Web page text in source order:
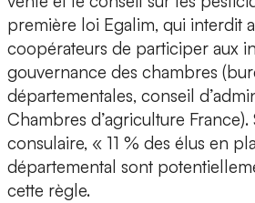
première loi Egalim, qui interdit
coopérateurs de participer aux
gouvernance des chambres
départementales, conseil
Chambres d’agriculture
consulaire, « 11 % des élus en
départemental sont
cette règle.